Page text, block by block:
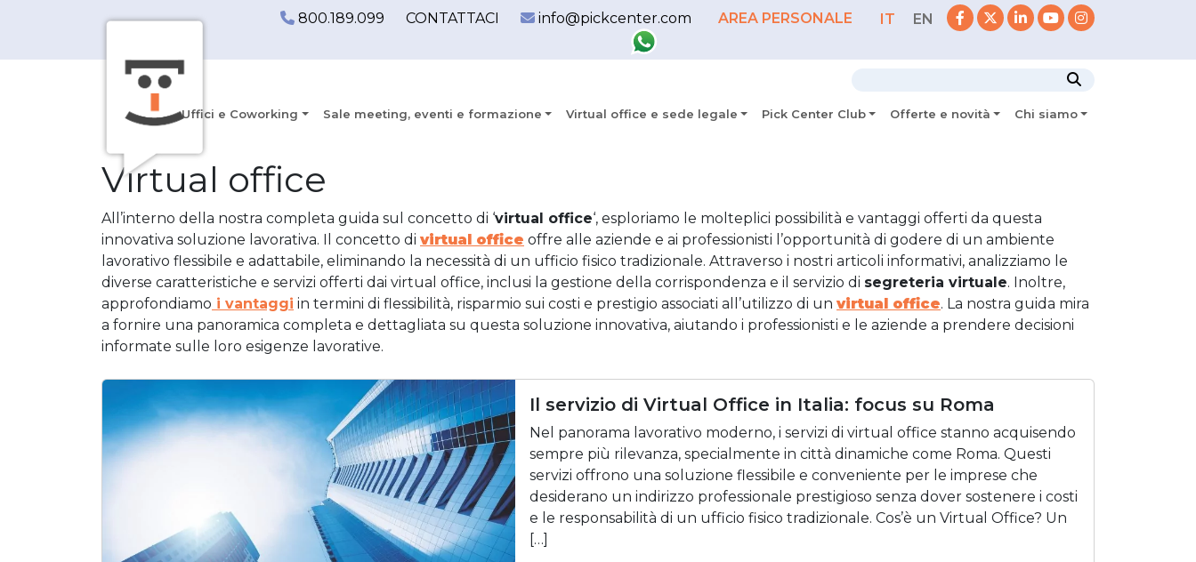
800.189.099 CONTATTACI info@pickcenter.com AREA PERSONALE IT EN
Uffici e Coworking Sale meeting, eventi e formazione Virtual office e sede legale Pick Center Club Offerte e novità Chi siamo
virtual office
All’interno della nostra completa guida sul concetto di ‘virtual office‘, esploriamo le molteplici possibilità e vantaggi offerti da questa
innovativa soluzione lavorativa. Il concetto di virtual office offre alle aziende e ai professionisti l’opportunità di godere di un ambiente
lavorativo flessibile e adattabile, eliminando la necessità di un ufficio fisico tradizionale. Attraverso i nostri articoli informativi, analizziamo le
diverse caratteristiche e servizi offerti dai virtual office, inclusi la gestione della corrispondenza e il servizio di segreteria virtuale. Inoltre,
approfondiamo i vantaggi in termini di flessibilità, risparmio sui costi e prestigio associati all’utilizzo di un virtual office. La nostra guida mira
a fornire una panoramica completa e dettagliata su questa soluzione innovativa, aiutando i professionisti e le aziende a prendere decisioni
informate sulle loro esigenze lavorative.
Il servizio di Virtual Office in Italia: focus su Roma
Nel panorama lavorativo moderno, i servizi di virtual office stanno acquisendo
sempre più rilevanza, specialmente in città dinamiche come Roma. Questi
servizi offrono una soluzione flessibile e conveniente per le imprese che
desiderano un indirizzo professionale prestigioso senza dover sostenere i costi
e le responsabilità di un ufficio fisico tradizionale. Cos’è un Virtual Office? Un
[…]